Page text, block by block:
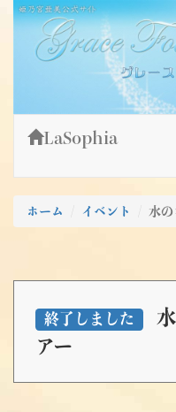
Skip
content
姫乃宮亜美公式サイト～
グレースファウンテン
LaSophia
ホーム イベント 水の
終了しました
アー